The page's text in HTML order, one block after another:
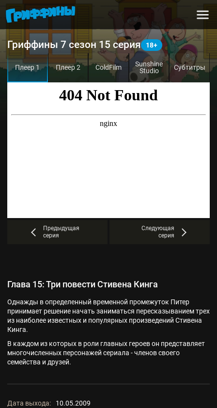
Гриффины 7 сезон 15 серия
Плеер 1 Плеер 2 ColdFilm
Sunshine
Studio
Субтитры
Предыдущая
серия
Следующая
серия
Глава 15: Три повести Стивена Кинга
Однажды в определенный временной промежуток Питер
принимает решение начать заниматься пересказыванием трех
из наиболее известных и популярных произведений Стивена
Кинга.
В каждом из которых в роли главных героев он представляет
многочисленных персонажей сериала - членов своего
семейства и друзей.
Дата выхода:
10.05.2009